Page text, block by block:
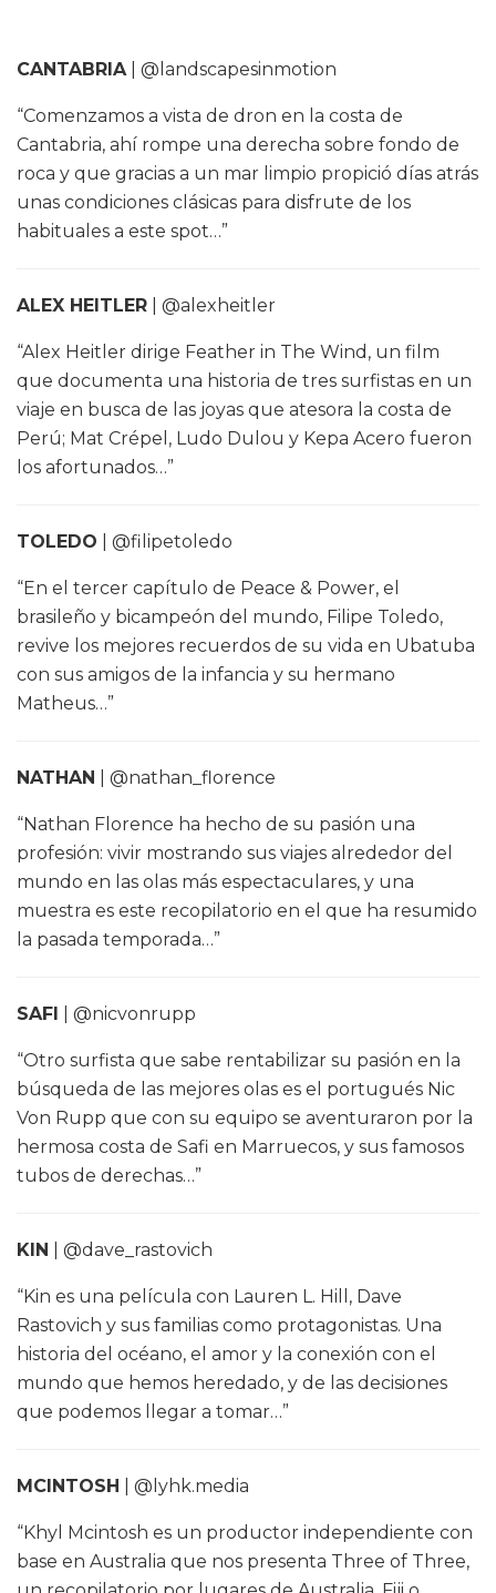
CANTABRIA| @landscapesinmotion
“Comenzamos a vista de dron en la costa de
Cantabria, ahí rompe una derecha sobre fondo de
roca y que gracias a un mar limpio propició días atrás
unas condiciones clásicas para disfrute de los
habituales a este spot…”
ALEX HEITLER | @alexheitler
“Alex Heitler dirige Feather in The Wind, un film
que documenta una historia de tres surfistas en un
viaje en busca de las joyas que atesora la costa de
Perú; Mat Crépel, Ludo Dulou y Kepa Acero fueron
los afortunados…”
TOLEDO | @filipetoledo
“En el tercer capítulo de Peace & Power, el
brasileño y bicampeón del mundo, Filipe Toledo,
revive los mejores recuerdos de su vida en Ubatuba
con sus amigos de la infancia y su hermano
Matheus…”
NATHAN | @nathan_florence
“Nathan Florence ha hecho de su pasión una
profesión: vivir mostrando sus viajes alrededor del
mundo en las olas más espectaculares, y una
muestra es este recopilatorio en el que ha resumido
la pasada temporada…”
SAFI | @nicvonrupp
“Otro surfista que sabe rentabilizar su pasión en la
búsqueda de las mejores olas es el portugués Nic
Von Rupp que con su equipo se aventuraron por la
hermosa costa de Safi en Marruecos, y sus famosos
tubos de derechas…”
KIN | @dave_rastovich
“Kin es una película con Lauren L. Hill, Dave
Rastovich y sus familias como protagonistas. Una
historia del océano, el amor y la conexión con el
mundo que hemos heredado, y de las decisiones
que podemos llegar a tomar…”
MCINTOSH | @lyhk.media
“Khyl Mcintosh es un productor independiente con
base en Australia que nos presenta Three of Three,